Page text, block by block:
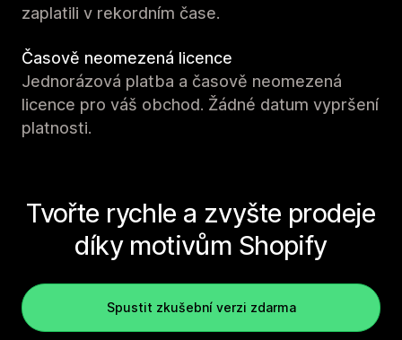
zaplatili v rekordním čase.
Časově neomezená licence
Jednorázová platba a časově neomezená
licence pro váš obchod. Žádné datum vypršení
platnosti.
Tvořte rychle a zvyšte prodeje
díky motivům Shopify
Spustit zkušební verzi zdarma